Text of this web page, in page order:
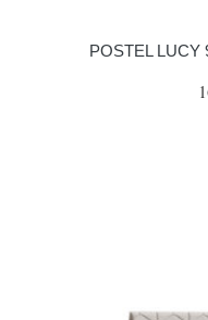
POSTEL LUCY